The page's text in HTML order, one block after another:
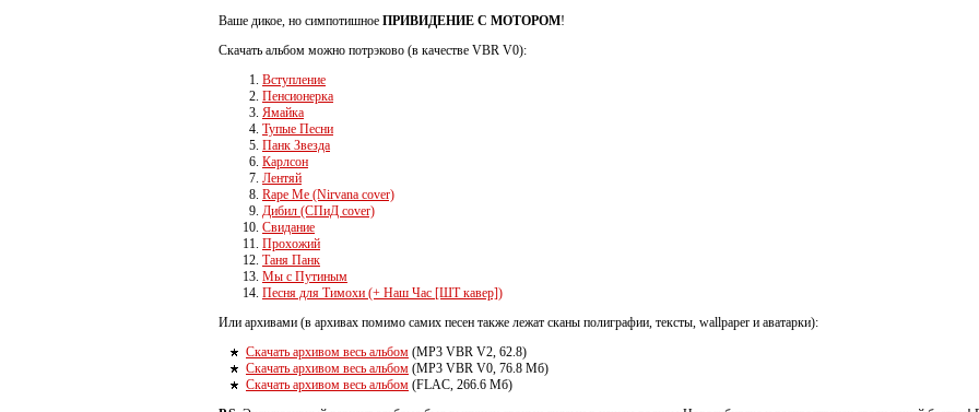
Ваше дикое, но симпотишное ПРИВИДЕНИЕ С МОТОРОМ!
Скачать альбом можно потрэково (в качестве VBR V0):
Вступление
Пенсионерка
Ямайка
Тупые Песни
Панк Звезда
Карлсон
Лентяй
Rape Me (Nirvana cover)
Дибил (СПиД cover)
Свидание
Прохожий
Таня Панк
Мы с Путиным
Песня для Тимохи (+ Наш Час [ШТ кавер])
Или архивами (в архивах помимо самих песен также лежат сканы полиграфии, тексты, wallpaper и аватарки):
Скачать архивом весь альбом (MP3 VBR V2, 62.8)
Скачать архивом весь альбом (MP3 VBR V0, 76.8 Мб)
Скачать архивом весь альбом (FLAC, 266.6 Мб)